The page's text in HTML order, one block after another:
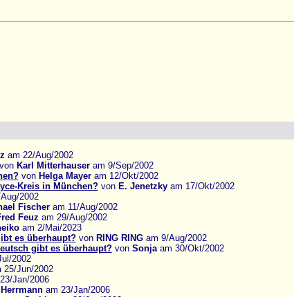
am 22/Aug/2002
Karl Mitterhauseram 9/Sep/2002
von Helga Mayeram 12/Okt/2002
Kreis in München?von E. Jenetzkyam 17/Okt/2002
2002
Fischeram 11/Aug/2002
Feuz am 29/Aug/2002
am 2/Mai/2023
es überhaupt?von RING RINGam 9/Aug/2002
gibt es überhaupt?von Sonjaam 30/Okt/2002
2002
Jun/2002
Jan/2006
am 23/Jan/2006